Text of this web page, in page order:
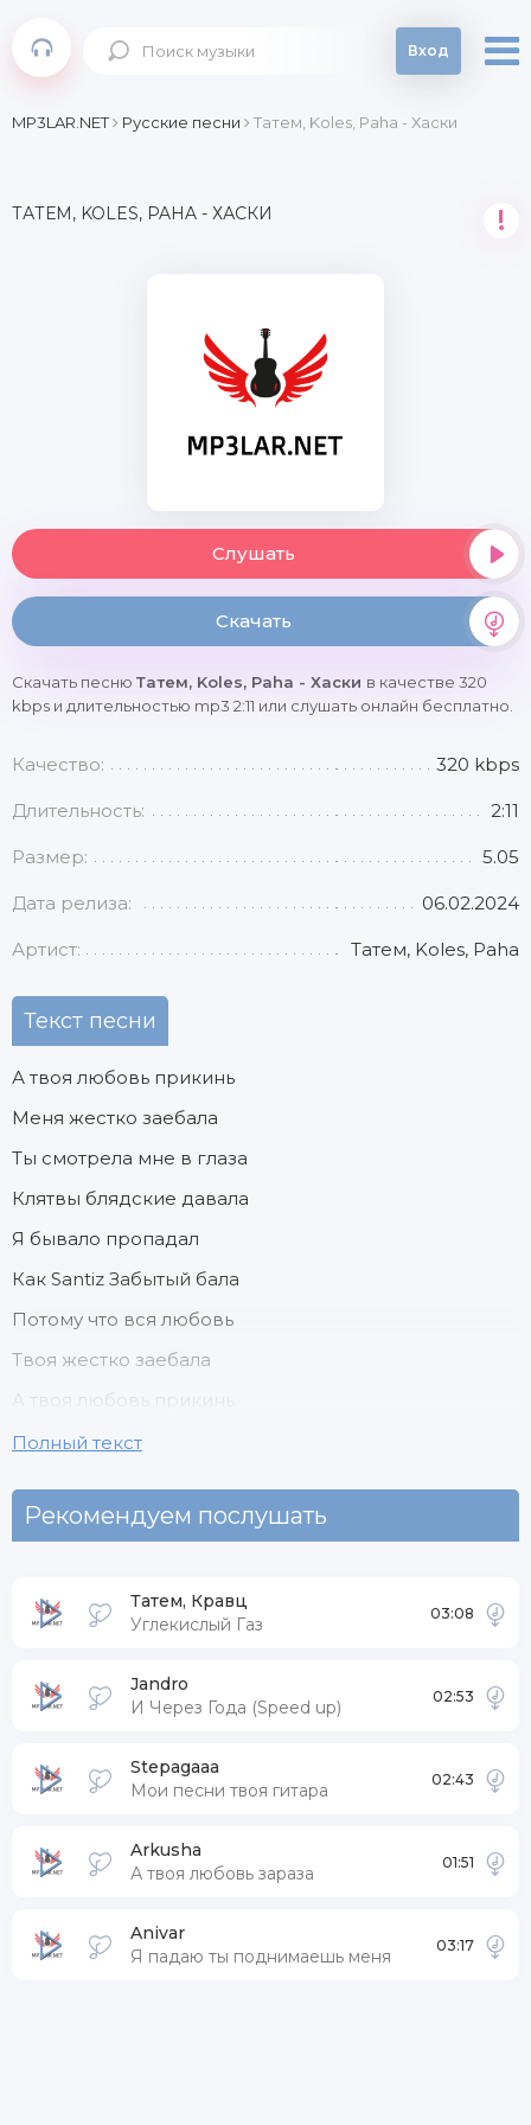
Вход
MP3LAR.NET Русские песни Татем, Koles, Paha - Хаски
ТАТЕМ, KOLES, PAHA - ХАСКИ !
Слушать
Скачать
Скачать песню Татем, Koles, Paha - Хаски в качестве 320
kbps и длительностью mp3 2:11 или слушать онлайн бесплатно.
Качество: 320 kbps
Длительность: 2:11
Размер: 5.05
Дата релиза: 06.02.2024
Артист: Татем, Koles, Paha
Текст песни
А твоя любовь прикинь
Меня жестко заебала
Ты смотрела мне в глаза
Клятвы блядские давала
Я бывало пропадал
Как Santiz Забытый бала
Потому что вся любовь
Твоя жестко заебала
А твоя любовь прикинь
Меня жестко заебала
Ты не королева бала
Я любил тебя же дура
Поднялась температура
Потом в верности клялась
Клятвы блядские давала
Но твоя любовь малышка
Полный текст
Рекомендуем послушать
Татем, Кравц
Углекислый Газ
03:08
Jandro
И Через Года (Speed up)
02:53
Stepagaaa
Мои песни твоя гитара
02:43
Arkusha
А твоя любовь зараза
01:51
Anivar
Я падаю ты поднимаешь меня
03:17